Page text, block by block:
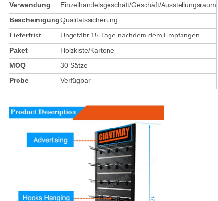
Verwendung
Einzelhandelsgeschäft/Geschäft/Ausstellungsraum
BescheinigungQualitätssicherung
Lieferfrist
Ungefähr 15 Tage nachdem dem Empfangen
Paket
Holzkiste/Kartone
MOQ
30 Sätze
Probe
Verfügbar